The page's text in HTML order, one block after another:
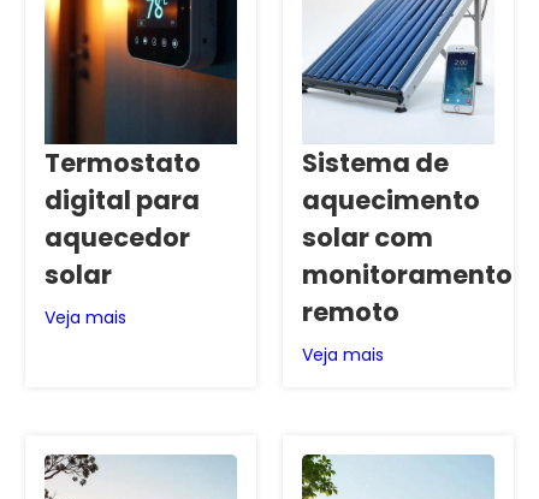
Termostato
digital para
aquecedor
solar
Veja mais
Sistema de
aquecimento
solar com
monitoramento
remoto
Veja mais